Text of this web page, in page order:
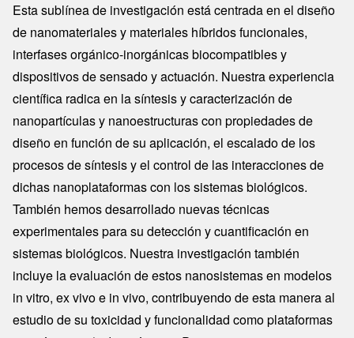
Esta sublínea de investigación está centrada en el diseño
de nanomateriales y materiales híbridos funcionales,
interfases orgánico-inorgánicas biocompatibles y
dispositivos de sensado y actuación. Nuestra experiencia
científica radica en la síntesis y caracterización de
nanopartículas y nanoestructuras con propiedades de
diseño en función de su aplicación, el escalado de los
procesos de síntesis y el control de las interacciones de
dichas nanoplataformas con los sistemas biológicos.
También hemos desarrollado nuevas técnicas
experimentales para su detección y cuantificación en
sistemas biológicos. Nuestra investigación también
incluye la evaluación de estos nanosistemas en modelos
in vitro, ex vivo e in vivo, contribuyendo de esta manera al
estudio de su toxicidad y funcionalidad como plataformas